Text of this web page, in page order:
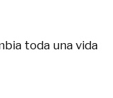
toda una vida